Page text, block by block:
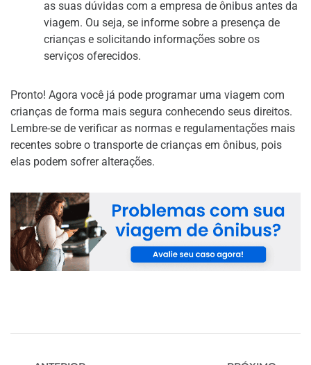
as suas dúvidas com a empresa de ônibus antes da
viagem. Ou seja, se informe sobre a presença de
crianças e solicitando informações sobre os
serviços oferecidos.
Pronto! Agora você já pode programar uma viagem com
crianças de forma mais segura conhecendo seus direitos.
Lembre-se de verificar as normas e regulamentações mais
recentes sobre o transporte de crianças em ônibus, pois
elas podem sofrer alterações.